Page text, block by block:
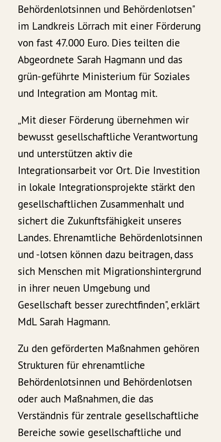
Behördenlotsinnen und Behördenlotsen"
im Landkreis Lörrach mit einer Förderung
von fast 47.000 Euro. Dies teilten die
Abgeordnete Sarah Hagmann und das
grün-geführte Ministerium für Soziales
und Integration am Montag mit.
„Mit dieser Förderung übernehmen wir
bewusst gesellschaftliche Verantwortung
und unterstützen aktiv die
Integrationsarbeit vor Ort. Die Investition
in lokale Integrationsprojekte stärkt den
gesellschaftlichen Zusammenhalt und
sichert die Zukunftsfähigkeit unseres
Landes. Ehrenamtliche Behördenlotsinnen
und -lotsen können dazu beitragen, dass
sich Menschen mit Migrationshintergrund
in ihrer neuen Umgebung und
Gesellschaft besser zurechtfinden", erklärt
MdL Sarah Hagmann.
Zu den geförderten Maßnahmen gehören
Strukturen für ehrenamtliche
Behördenlotsinnen und Behördenlotsen
oder auch Maßnahmen, die das
Verständnis für zentrale gesellschaftliche
Bereiche sowie gesellschaftliche und